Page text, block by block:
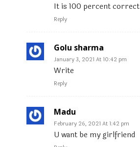
It is 100 percent correct
Reply
Golu sharma
January 3, 2021 At 10:42 pm
Write
Reply
Madu
February 26, 2021 At 1:42 pm
U want be my girlfriend